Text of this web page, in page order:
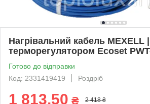
Нагрівальний кабель MEXELL
терморегулятором Ecoset
Готово до відправки
Код: 2331419419
Роздріб
1 813,50 ₴ 2 418 ₴